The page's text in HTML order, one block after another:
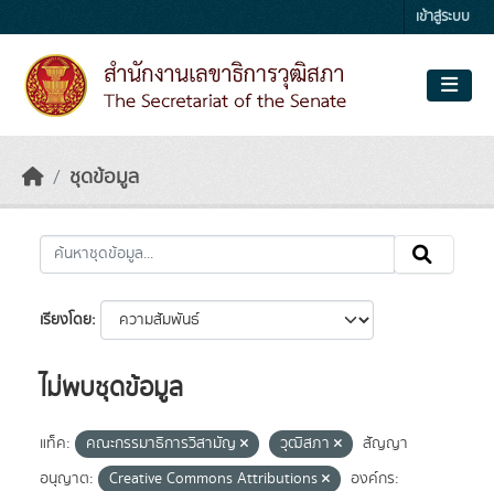
เข้าสู่ระบบ
ชุดข้อมูล
เรียงโดย
ไม่พบชุดข้อมูล
แท็ค: คณะกรรมาธิการวิสามัญ วุฒิสภา
สัญญา
อนุญาต:
Creative Commons Attributions
องค์กร: